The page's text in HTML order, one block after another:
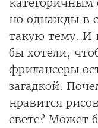
но однажды в
такую тему. И
бы хотели,
фрилансеры
загадкой.
нравится
свете? Может